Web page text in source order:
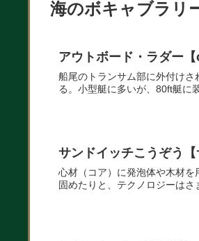
海のボキャブラリ
アウトボード・ラダー
船尾のトランサム部に外付け
る。小型艇に多いが、80ft艇に
サンドイッチこうぞう【
心材（コア）に発泡体や木材
固めたりと、テクノロジーは